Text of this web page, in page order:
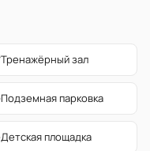
Тренажёрный зал
Подземная парковка
Детская площадка